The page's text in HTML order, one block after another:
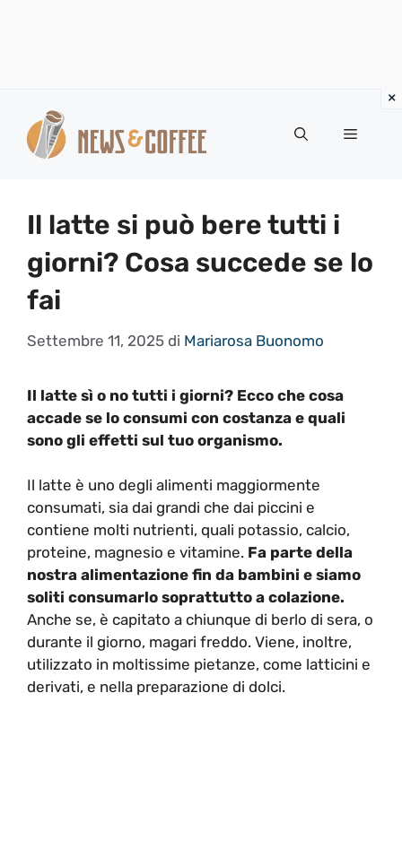
contenuto
Menu
Il latte si può bere tutti i
giorni? Cosa succede se lo
fai
Settembre 11, 2025 di Mariarosa Buonomo
Il latte sì o no tutti i giorni? Ecco che cosa
accade se lo consumi con costanza e quali
sono gli effetti sul tuo organismo.
Il latte è uno degli alimenti maggiormente
consumati, sia dai grandi che dai piccini e
contiene molti nutrienti, quali potassio, calcio,
proteine, magnesio e vitamine. Fa parte della
nostra alimentazione fin da bambini e siamo
soliti consumarlo soprattutto a colazione.
Anche se, è capitato a chiunque di berlo di sera, o
durante il giorno, magari freddo. Viene, inoltre,
utilizzato in moltissime pietanze, come latticini e
derivati, e nella preparazione di dolci.